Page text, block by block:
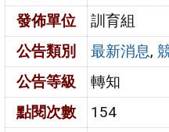
發佈單位
訓育組
公告類別
最新消息,
公告等級
轉知
點閱次數
154